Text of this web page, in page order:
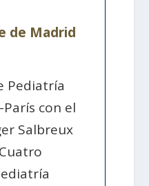
de Madrid
Pediatría
París con el
Salbreux